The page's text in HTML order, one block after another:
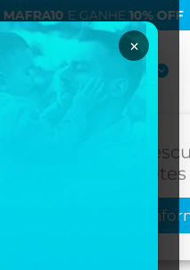
MAFRA10 E GANHE 10% OFF
Minha conta
entre ou cadastre-se
×